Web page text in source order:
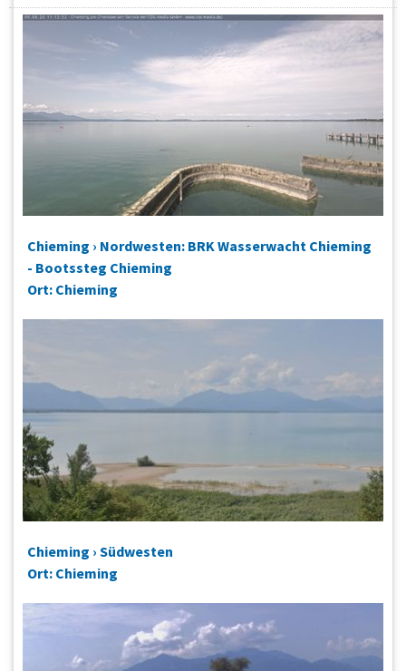
Chieming › Nordwesten: BRK Wasserwacht Chieming
- Bootssteg Chieming
Ort: Chieming
Chieming › Südwesten
Ort: Chieming